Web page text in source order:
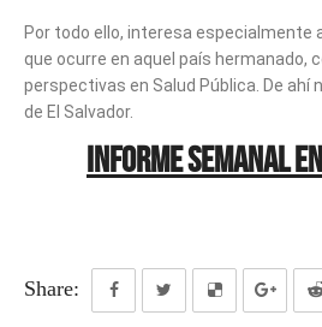
Por todo ello, interesa especialmente
que ocurre en aquel país hermanado,
perspectivas en Salud Pública. De
de El Salvador.
INFORME SEMANAL
Share: